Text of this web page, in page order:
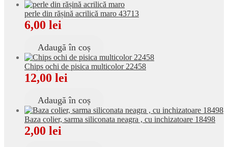
perle din rășină acrilică maro 43713
6,00 lei
Adaugă în coș
Chips ochi de pisica multicolor 22458
12,00 lei
Adaugă în coș
Baza colier, sarma siliconata neagra , cu inchizatoare 18498
2,00 lei